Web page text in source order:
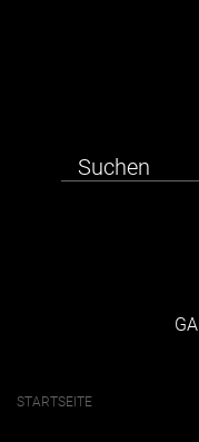
STARTSEITE